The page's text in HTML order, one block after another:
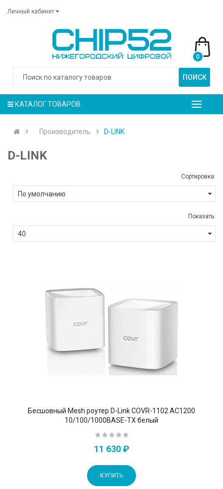
Личный кабинет
ПОИСК
0
КАТАЛОГ ТОВАРОВ
Производитель D-LINK
D-LINK
Сортировка:
Показать:
Бесшовный Mesh роутер D-Link COVR-1102 AC1200
10/100/1000BASE-TX белый
11 630 ₽
КУПИТЬ